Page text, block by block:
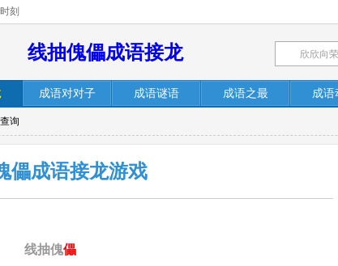
刻
线抽傀儡成语接龙
成语对对子 成语谜语 成语之最 成语
询
儡成语接龙游戏
线抽傀儡